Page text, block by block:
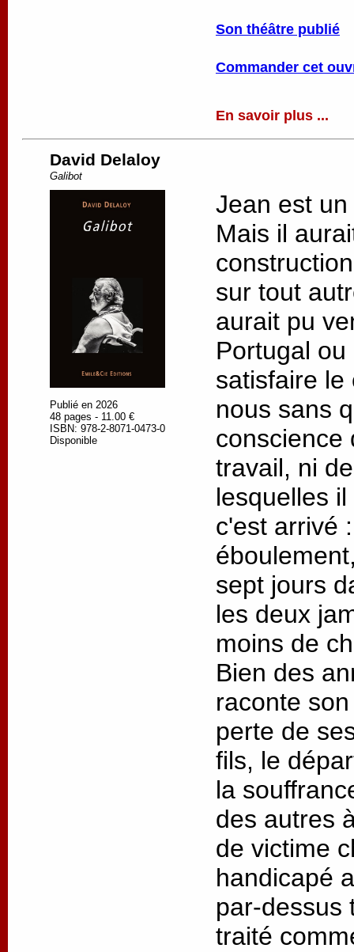
Son théâtre publié
Commander cet
En savoir plus ...
David Delaloy
Galibot
Publié en 2026
48 pages - 11.00 €
ISBN: 978-2-8071-0473-0
Disponible
Jean est
Mais il
sur tout
aurait pu
Portugal
satisfaire le
nous sans
conscience
travail, ni
lesquelles
c'est arrivé
sept jours
les deux
moins de
Bien des
raconte
perte de
fils, le
la
des autres
de victime
handicapé
par-dessus
traité